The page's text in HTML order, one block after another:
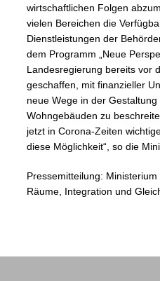
wirtschaftlichen Folgen
vielen Bereichen die
Dienstleistungen der
dem Programm „Neue
Landesregierung bereits vor
geschaffen, mit finanzieller
neue Wege in der
Wohngebäuden zu
jetzt in Corona-Zeiten
diese Möglichkeit“, so die
Pressemitteilung:
Räume, Integration und